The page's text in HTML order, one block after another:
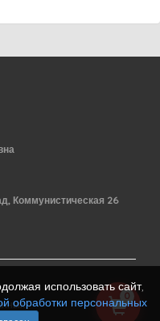
Коммунистическая 26
0
использовать сайт,
обработки персональных